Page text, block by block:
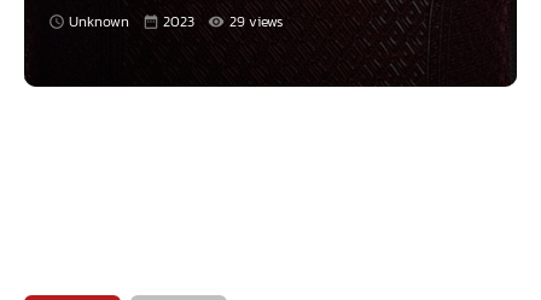
Unknown 2023 29 views